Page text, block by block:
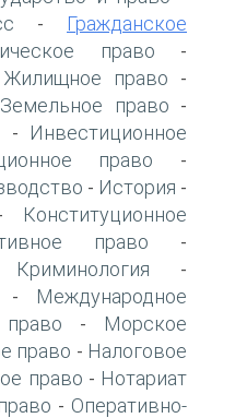
-
Гражданское
право -
Жилищное право -
Земельное право -
-
Инвестиционное
право -
- История -
Конституционное
право -
Криминология -
-
Международное
-
Морское
право - Налоговое
право - Нотариат
- Оперативно-